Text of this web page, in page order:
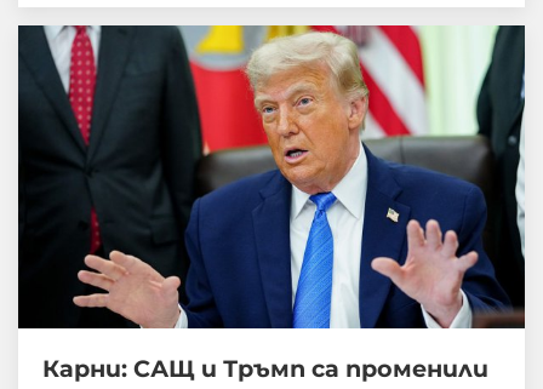
Карни: САЩ и Тръмп са променили